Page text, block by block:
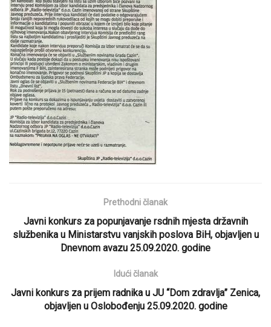
Prethodni članak
Javni konkurs za popunjavanje rsdnih mjesta državnih
službenika u Ministarstvu vanjskih poslova BiH, objavljen u
Dnevnom avazu 25.09.2020. godine
Idući članak
Javni konkurs za prijem radnika u JU “Dom zdravlja” Zenica,
objavljen u Oslobođenju 25.09.2020. godine